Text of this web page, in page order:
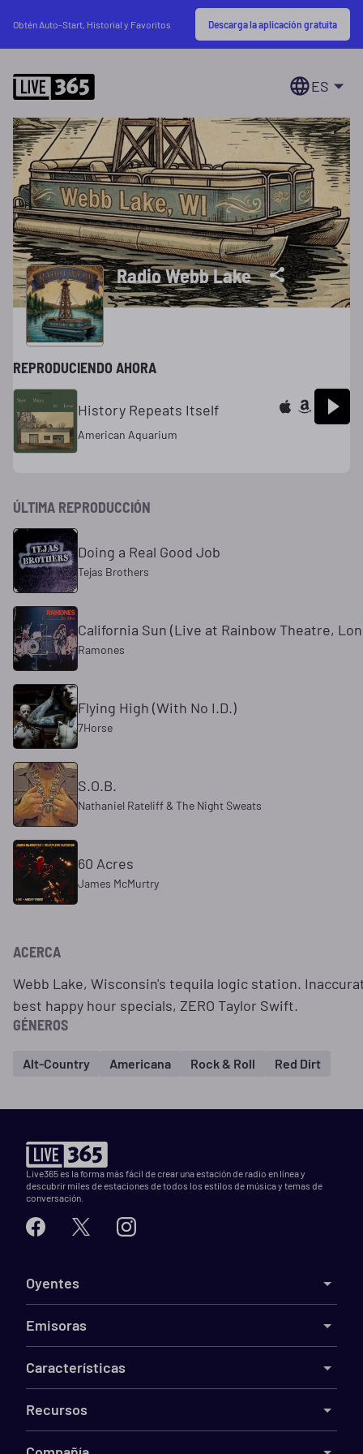
Obtén Auto-Start, Historial y Favoritos Descarga la aplicación gratuita
ES
Radio Webb Lake
REPRODUCIENDO AHORA
History Repeats Itself
American Aquarium
ÚLTIMA REPRODUCCIÓN
Doing a Real Good Job
Tejas Brothers
California Sun (Live at Rainbow Theatre,
Ramones
Flying High (With No I.D.)
7Horse
S.O.B.
Nathaniel Rateliff & The Night Sweats
60 Acres
James McMurtry
ACERCA
Webb Lake, Wisconsin's tequila logic station.
best happy hour specials, ZERO Taylor Swift.
GÉNEROS
Alt-Country Americana Rock & Roll Red Dirt
Live365 es la forma más fácil de crear una estación de radio en línea y
descubrir miles de estaciones de todos los estilos de música y temas de
conversación.
Oyentes
Emisoras
Características
Recursos